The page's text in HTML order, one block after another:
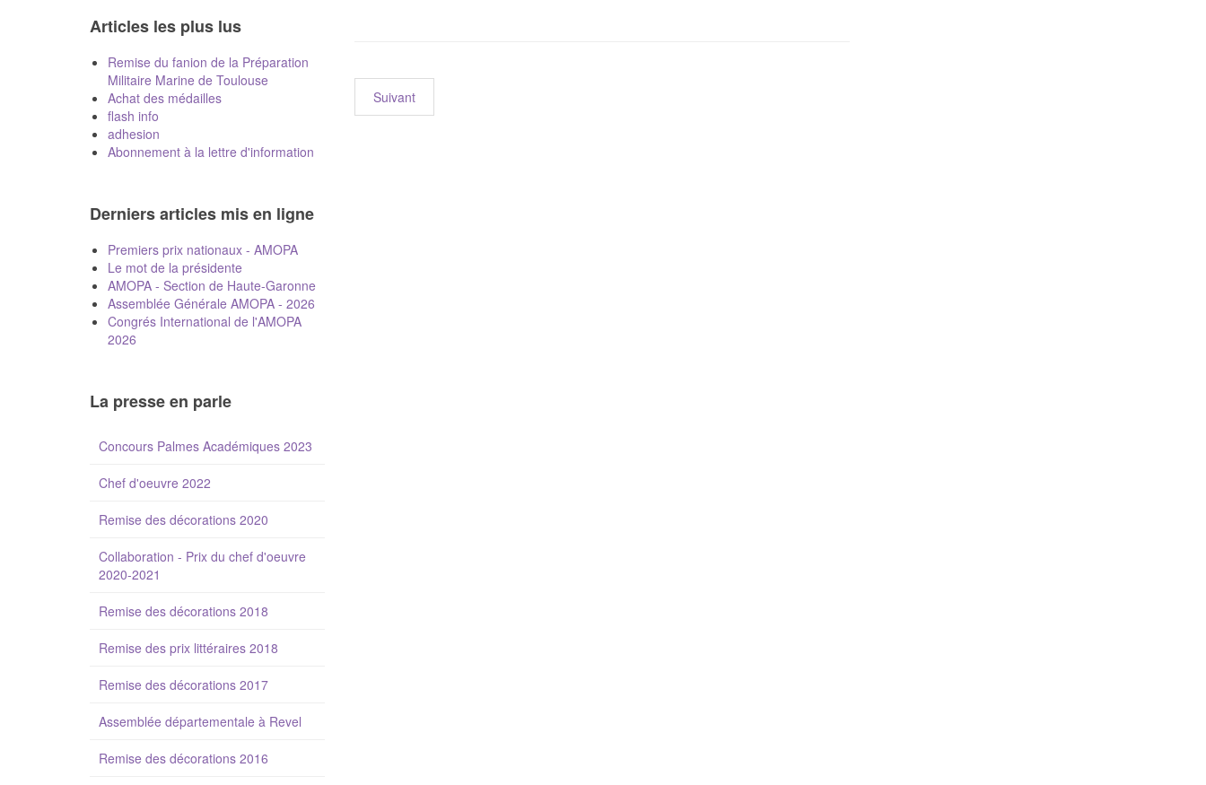
Suivant
Articles les plus lus
Remise du fanion de la Préparation
Militaire Marine de Toulouse
Achat des médailles
flash info
adhesion
Abonnement à la lettre d'information
Derniers articles mis en ligne
Premiers prix nationaux - AMOPA
Le mot de la présidente
AMOPA - Section de Haute-Garonne
Assemblée Générale AMOPA - 2026
Congrés International de l'AMOPA
2026
La presse en parle
Concours Palmes Académiques 2023
Chef d'oeuvre 2022
Remise des décorations 2020
Collaboration - Prix du chef d'oeuvre
2020-2021
Remise des décorations 2018
Remise des prix littéraires 2018
Remise des décorations 2017
Assemblée départementale à Revel
Remise des décorations 2016